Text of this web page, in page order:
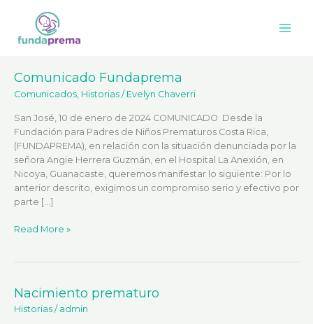
Comunicado Fundaprema
Comunicados Historias / Evelyn Chaverri
San José, 10 de enero de 2024 COMUNICADO Desde la
Fundación para Padres de Niños Prematuros Costa Rica,
(FUNDAPREMA), en relación con la situación denunciada por la
señora Angie Herrera Guzmán, en el Hospital La Anexión, en
Nicoya, Guanacaste, queremos manifestar lo siguiente: Por lo
anterior descrito, exigimos un compromiso serio y efectivo por
parte […]
Comunicado
Fundaprema
Read More »
Nacimiento prematuro
Historias / admin
Nacimiento
prematuro